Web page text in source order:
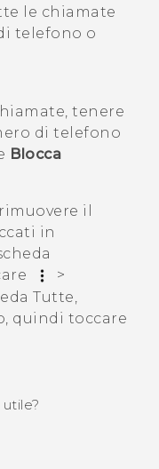
le chiamate
telefono o
, tenere
di telefono
Blocca
il
in
>
Tutte,
quindi toccare